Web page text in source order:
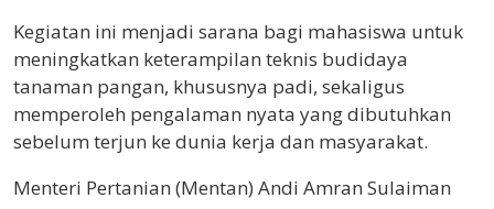
Kegiatan ini menjadi sarana bagi mahasiswa untuk
meningkatkan keterampilan teknis budidaya
tanaman pangan, khususnya padi, sekaligus
memperoleh pengalaman nyata yang dibutuhkan
sebelum terjun ke dunia kerja dan masyarakat.
Menteri Pertanian (Mentan) Andi Amran Sulaiman